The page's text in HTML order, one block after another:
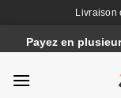
Livraison
au
contenu
Payez en